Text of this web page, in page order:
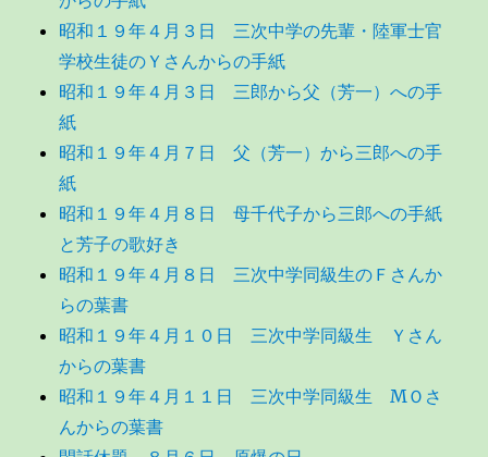
昭和１９年４月３日 三次中学の先輩・陸軍士官
学校生徒のＹさんからの手紙
昭和１９年４月３日 三郎から父（芳一）への手
紙
昭和１９年４月７日 父（芳一）から三郎への手
紙
昭和１９年４月８日 母千代子から三郎への手紙
と芳子の歌好き
昭和１９年４月８日 三次中学同級生のＦさんか
らの葉書
昭和１９年４月１０日 三次中学同級生 Ｙさん
からの葉書
昭和１９年４月１１日 三次中学同級生 MＯさ
んからの葉書